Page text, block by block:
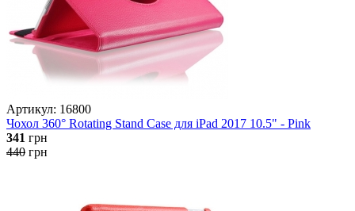
Артикул: 16800
Чохол 360° Rotating Stand Case для iPad 2017 10.5" - Pink
341 грн
440 грн